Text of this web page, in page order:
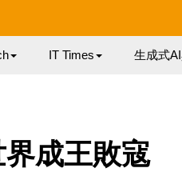
IT Times 生成式
界成王敗寇